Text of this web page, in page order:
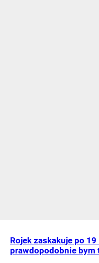
Rojek zaskakuje po
prawdopodobnie bym